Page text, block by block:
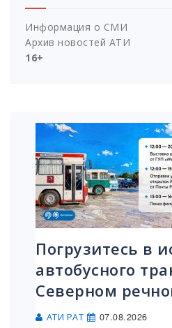
Информация о СМИ
Архив новостей АТИ
16+
Погрузитесь в
автобусного
Северном
АТИ РАТ 07.08.2026